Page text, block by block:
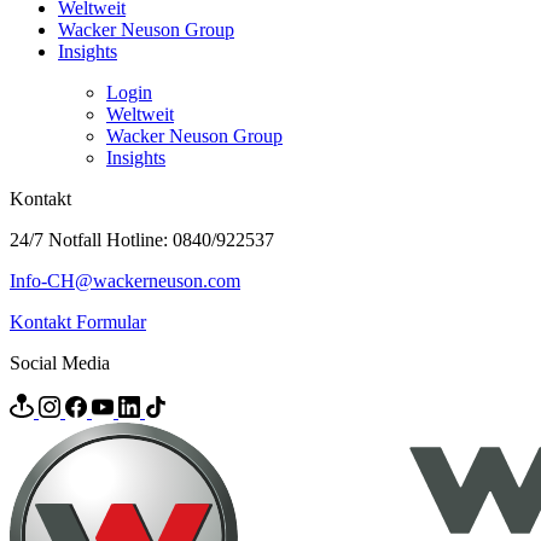
Weltweit
Wacker Neuson Group
Insights
Login
Weltweit
Wacker Neuson Group
Insights
Kontakt
24/7 Notfall Hotline: 0840/922537
Info-CH@wackerneuson.com
Kontakt Formular
Social Media